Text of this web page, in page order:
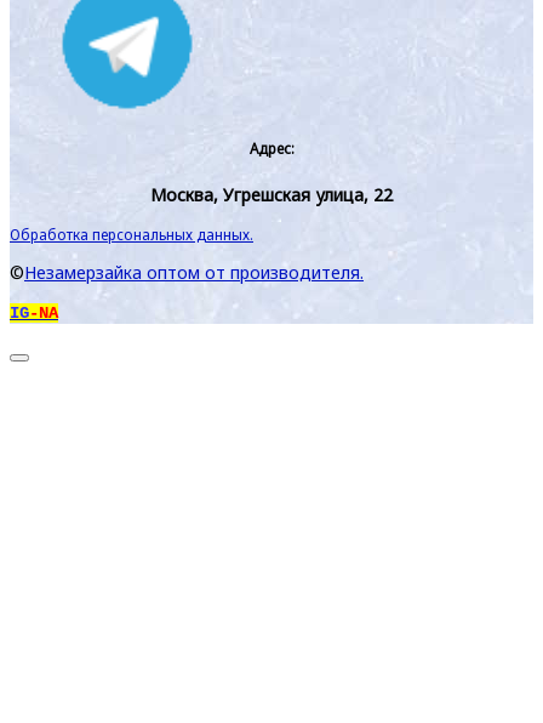
Адрес:
Москва, Угрешская улица, 22
Обработка персональных данных.
©Незамерзайка оптом от производителя.
IG-NA